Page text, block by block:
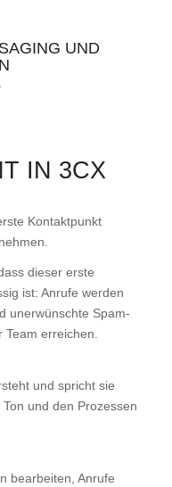
UND
IN 3CX
Kontaktpunkt
dieser erste
ist: Anrufe werden
unerwünschte Spam-
Team erreichen.
und spricht sie
und den Prozessen
bearbeiten, Anrufe